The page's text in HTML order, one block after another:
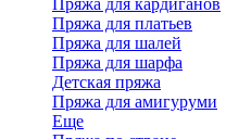
Пряжа для платьев
Пряжа для шалей
Пряжа для шарфа
Детская пряжа
Пряжа для амигуруми
Еще